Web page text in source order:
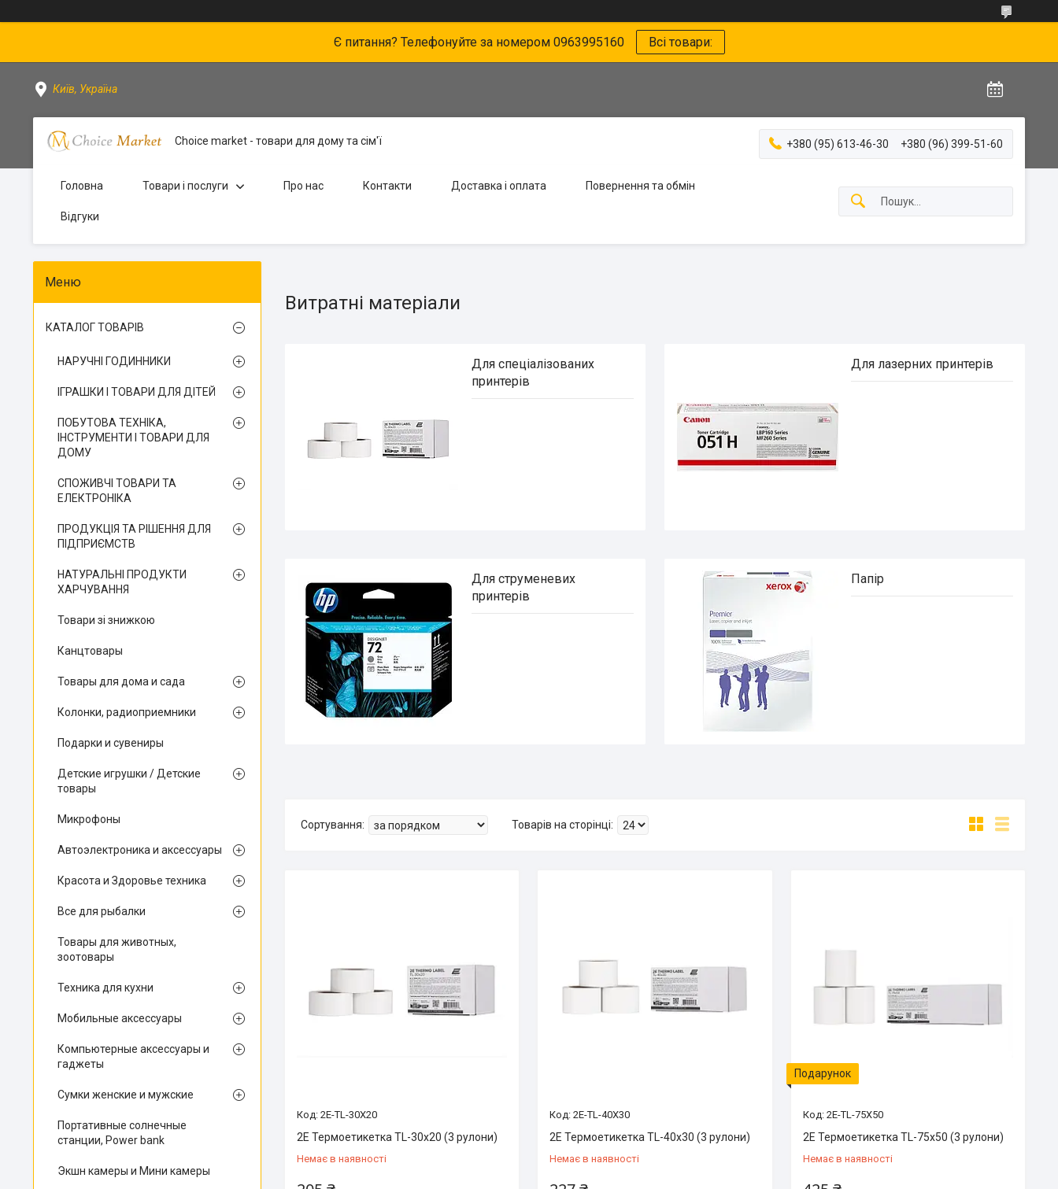
Є питання? Телефонуйте за номером 0963995160 Всі товари:
Київ, Україна
Choice market - товари для дому та сім'ї +380 (95) 613-46-30 +380 (96) 399-51-60
Головна Товари і послуги Про нас Контакти Доставка і оплата Повернення та обмін
Відгуки
Витратні матеріали
Для спеціалізованих
принтерів
Для лазерних принтерів
Для струменевих
принтерів
Папір
2E-TL-30X20
2E Термоетикетка TL-30x20 (3 рулони)
Немає в наявності
2E-TL-40X30
2E Термоетикетка TL-40x30 (3 рулони)
Немає в наявності
Подарунок
2E-TL-75X50
2E Термоетикетка TL-75x50 (3 рулони)
Немає в наявності
КАТАЛОГ ТОВАРІВ
НАРУЧНІ ГОДИННИКИ
ІГРАШКИ І ТОВАРИ ДЛЯ ДІТЕЙ
ПОБУТОВА ТЕХНІКА,
ІНСТРУМЕНТИ І ТОВАРИ ДЛЯ
ДОМУ
СПОЖИВЧІ ТОВАРИ ТА
ЕЛЕКТРОНІКА
ПРОДУКЦІЯ ТА РІШЕННЯ ДЛЯ
ПІДПРИЄМСТВ
НАТУРАЛЬНІ ПРОДУКТИ
ХАРЧУВАННЯ
Товари зі знижкою
Канцтовары
Товары для дома и сада
Колонки, радиоприемники
Подарки и сувениры
Детские игрушки / Детские
товары
Микрофоны
Автоэлектроника и аксессуары
Красота и Здоровье техника
Все для рыбалки
Товары для животных,
зоотовары
Техника для кухни
Мобильные аксессуары
Компьютерные аксессуары и
гаджеты
Сумки женские и мужские
Портативные солнечные
станции, Power bank
Экшн камеры и Мини камеры